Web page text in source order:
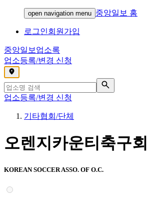
open navigation menu 중앙일보 홈
로그인회원가입
중앙일보 업소록
업소등록/변경 신청
,
업소등록/변경 신청
기타협회/단체
오렌지카운티축구회
KOREAN SOCCER ASSO. OF O.C.